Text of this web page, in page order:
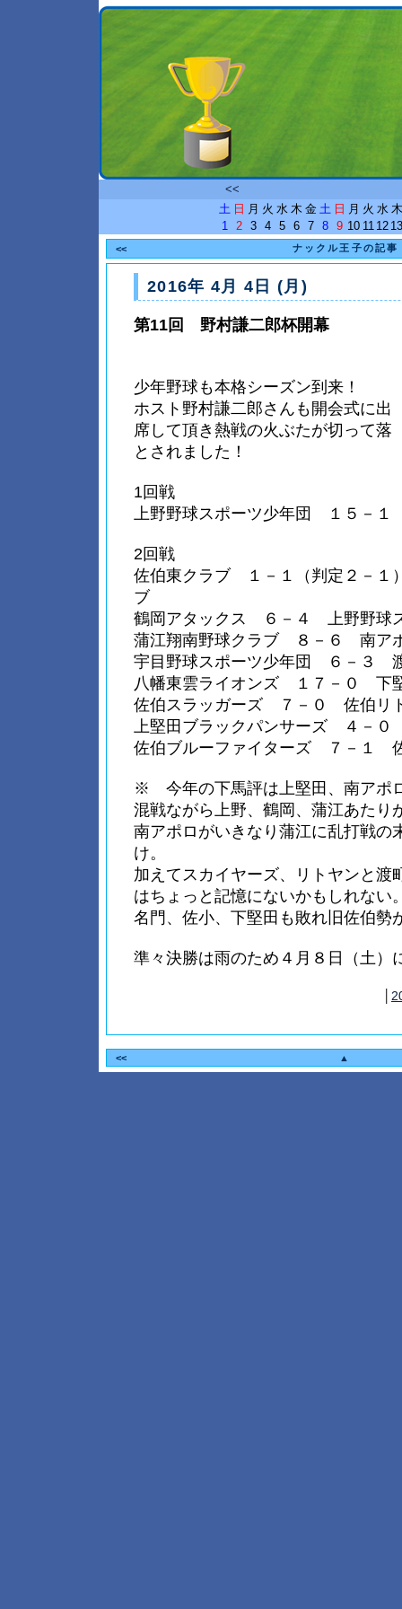
<<
土 日 月 火 水 木 金 土 日 月 火 水 木
1
2 3 4 5 6 7 8 9 10 11 12 13
<< ナックル王子の記事
2016年 4月 4日 (月)
第11回 野村謙二郎杯開幕
少年野球も本格シーズン到来！
ホスト野村謙二郎さんも開会式に出
席して頂き熱戦の火ぶたが切って落
とされました！
1回戦
上野野球スポーツ少年団 １５－１
2回戦
佐伯東クラブ １－１（判定２－１
ブ
鶴岡アタックス ６－４ 上野野球
蒲江翔南野球クラブ ８－６ 南ア
宇目野球スポーツ少年団 ６－３
八幡東雲ライオンズ １７－０ 下
佐伯スラッガーズ ７－０ 佐伯リ
上堅田ブラックパンサーズ ４－０
佐伯ブルーファイターズ ７－１
※ 今年の下馬評は上堅田、南アポ
混戦ながら上野、鶴岡、蒲江あたり
南アポロがいきなり蒲江に乱打戦の
け。
加えてスカイヤーズ、リトヤンと渡
はちょっと記憶にないかもしれない
名門、佐小、下堅田も敗れ旧佐伯勢
準々決勝は雨のため４月８日（土）
<< ▲